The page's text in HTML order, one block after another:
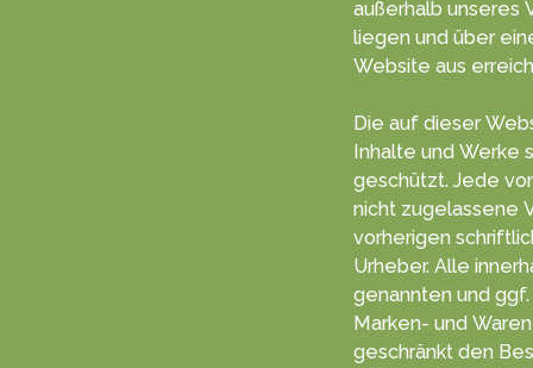
außerhalb unseres
liegen und über einen Hyper­link von dieser
Web­site aus
Die auf dieser
Inhalte und Werke
geschützt. Jede vom deutschen Urheberrecht
nicht zugelassene
vorherigen schriftlichen
Urheber. Alle
genannten und ggf. durch
Marken- und
geschränkt den